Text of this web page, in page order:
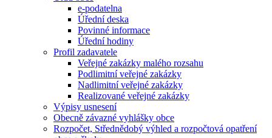
e-podatelna
Úřední deska
Povinné informace
Úřední hodiny
Profil zadavatele
Veřejné zakázky malého rozsahu
Podlimitní veřejné zakázky
Nadlimitní veřejné zakázky
Realizované veřejné zakázky
Výpisy usnesení
Obecně závazné vyhlášky obce
Rozpočet, Střednědobý výhled a rozpočtová opatření